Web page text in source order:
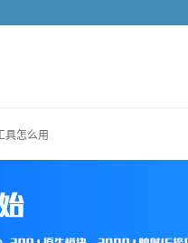
具怎么用